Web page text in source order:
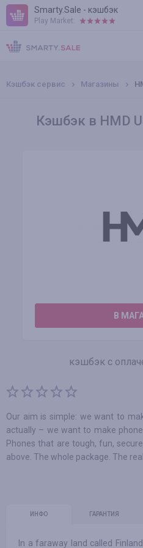
Smarty.Sale - кэшбэк
Play Market:
ПРАВИЛА
ПЛАГИНЫ
Кэшбэк сервис Магазины
Кэшбэк в HMD
В
кэшбэк с
Our aim is simple: we want to
actually – we want to make
Phones that are tough, fun,
above. The whole package. The real
ИНФО ГАРАНТИЯ
Іn a faraway land called